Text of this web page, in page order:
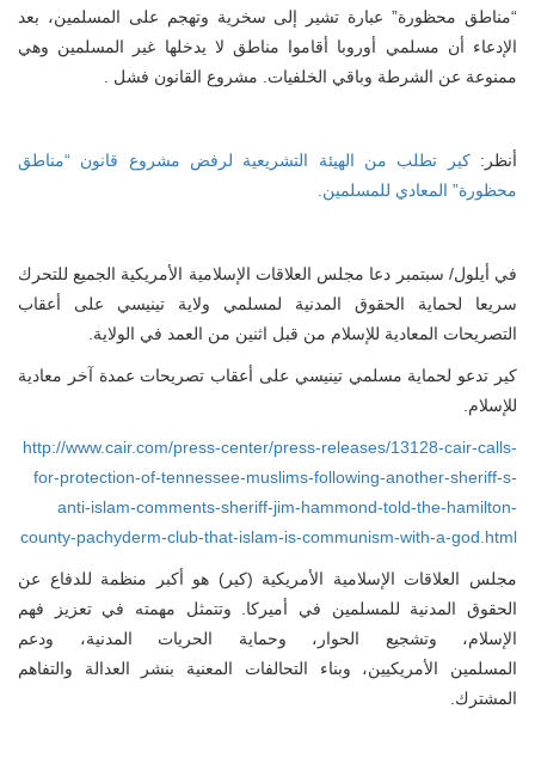
“مناطق محظورة” عبارة تشير إلى سخرية وتهجم على المسلمين، بعد
الإدعاء أن مسلمي أوروبا أقاموا مناطق لا يدخلها غير المسلمين وهي
ممنوعة عن الشرطة وباقي الخلفيات. مشروع القانون فشل .
أنظر: كير تطلب من الهيئة التشريعية لرفض مشروع قانون “مناطق
محظورة” المعادي للمسلمين.
في أيلول/ سبتمبر دعا مجلس العلاقات الإسلامية الأمريكية الجميع للتحرك
سريعا لحماية الحقوق المدنية لمسلمي ولاية تينيسي على أعقاب
التصريحات المعادية للإسلام من قبل اثنين من العمد في الولاية.
كير تدعو لحماية مسلمي تينيسي على أعقاب تصريحات عمدة آخر معادية
للإسلام.
http://www.cair.com/press-center/press-releases/13128-cair-calls-
for-protection-of-tennessee-muslims-following-another-sheriff-s-
anti-islam-comments-sheriff-jim-hammond-told-the-hamilton-
county-pachyderm-club-that-islam-is-communism-with-a-god.html
مجلس العلاقات الإسلامية الأمريكية (كير) هو أكبر منظمة للدفاع عن
الحقوق المدنية للمسلمين في أميركا. وتتمثل مهمته في تعزيز فهم
الإسلام، وتشجيع الحوار، وحماية الحريات المدنية، ودعم
المسلمين الأمريكيين، وبناء التحالفات المعنية بنشر العدالة والتفاهم
المشترك.